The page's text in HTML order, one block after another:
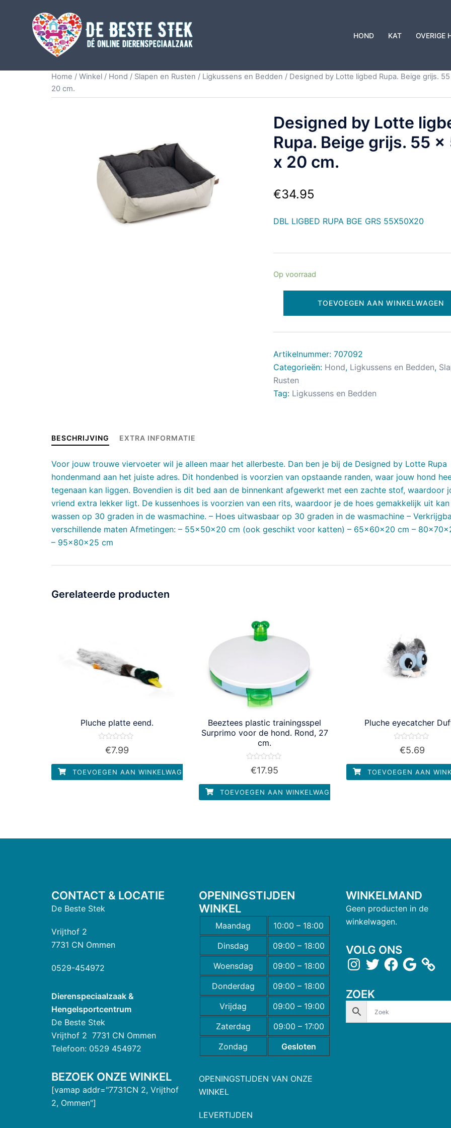
HOND KAT OVERIGE
Home / Winkel / Hond / Slapen en Rusten / Ligkussens en Bedden / Designed by Lotte ligbed Rupa. Beige grijs.
20 cm.
Designed by Lotte
Rupa. Beige grijs. 55 x
x 20 cm.
€34.95
DBL LIGBED RUPA BGE GRS 55X50X20
Op voorraad
TOEVOEGEN AAN WINKELWAGEN
Artikelnummer: 707092
Categorieën: Hond, Ligkussens en Bedden,
Rusten
Tag: Ligkussens en Bedden
BESCHRIJVING EXTRA INFORMATIE
Voor jouw trouwe viervoeter wil je alleen maar het allerbeste. Dan ben je bij de Designed by Lotte Rupa
hondenmand aan het juiste adres. Dit hondenbed is voorzien van opstaande randen, waar jouw hond
tegenaan kan liggen. Bovendien is dit bed aan de binnenkant afgewerkt met een zachte stof, waardoor
vriend extra lekker ligt. De kussenhoes is voorzien van een rits, waardoor je de hoes gemakkelijk uit kan
wassen op 30 graden in de wasmachine. – Hoes uitwasbaar op 30 graden in de wasmachine –
verschillende maten Afmetingen: – 55x50x20 cm (ook geschikt voor katten) – 65x60x20 cm –
– 95x80x25 cm
Gerelateerde producten
Pluche platte eend.
Waardering
5
€7.99
TOEVOEGEN AAN WINKELWAGEN
Beeztees plastic trainingsspel
Surprimo voor de hond. Rond, 27
cm.
Waardering
5
€17.95
TOEVOEGEN AAN WINKELWAGEN
Pluche eyecatcher
Waardering
5
€5.69
TOEVOEGEN AAN
CONTACT & LOCATIE
De Beste Stek
Vrijthof 2
7731 CN Ommen
0529-454972
Dierenspeciaalzaak &
Hengelsportcentrum
De Beste Stek
Vrijthof 2 7731 CN Ommen
Telefoon: 0529 454972
BEZOEK ONZE WINKEL
[vamap addr="7731CN 2, Vrijthof
2, Ommen"]
OPENINGSTIJDEN
WINKEL
Maandag
10:00 – 18:00
Dinsdag
09:00 – 18:00
Woensdag
09:00 – 18:00
Donderdag
09:00 – 18:00
Vrijdag
09:00 – 19:00
Zaterdag
09:00 – 17:00
Zondag
Gesloten
OPENINGSTIJDEN VAN ONZE
WINKEL
LEVERTIJDEN
WINKELMAND
Geen producten in de
winkelwagen.
VOLG ONS
ZOEK